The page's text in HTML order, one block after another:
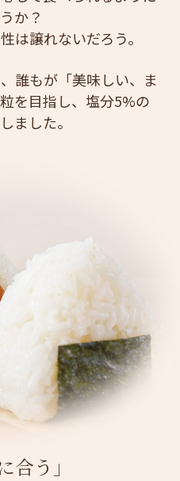
か？
は譲れないだろう。
誰もが「美味しい、ま
を目指し、塩分5%の
ました。
合う」